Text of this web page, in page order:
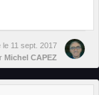
le 11 sept. 2017
Michel CAPEZ